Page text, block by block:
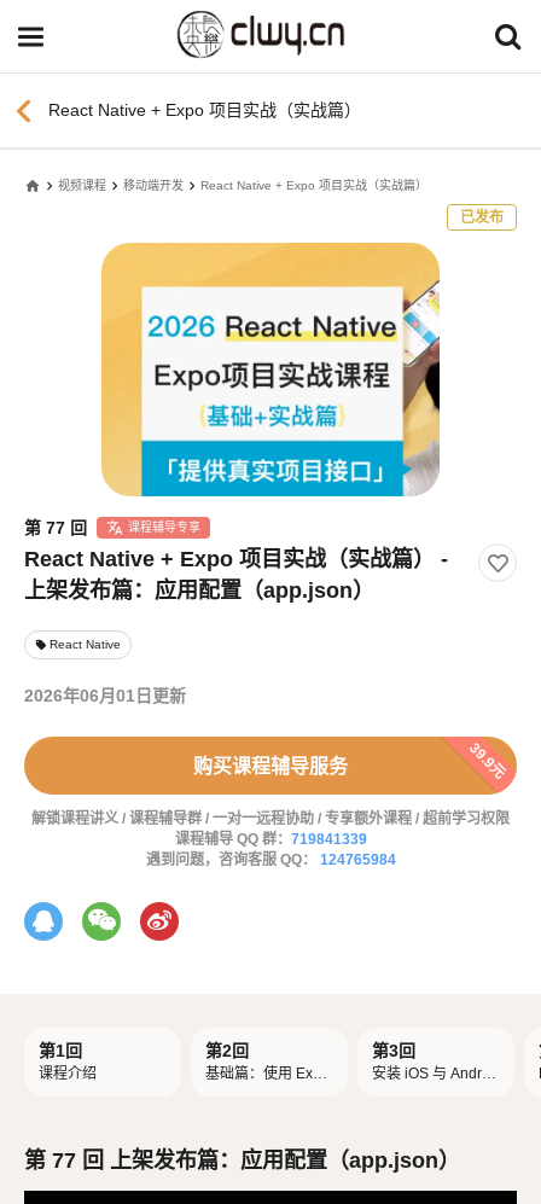
chevron_left React Native + Expo 项目实战（实战篇）
home 视频课程 移动端开发 React Native + Expo 项目实战（实战篇）
已发布
第 77 回 课程辅导专享
React Native + Expo 项目实战（实战篇） -
上架发布篇：应用配置（app.json）
local_offer React Native
2026年06月01日更新
购买课程辅导服务 39.9元
解锁课程讲义 / 课程辅导群 / 一对一远程协助 / 专享额外课程 / 超前学习权限
课程辅导 QQ 群： 719841339
遇到问题，咨询客服 QQ： 124765984
第1回
课程介绍
第2回
基础篇：使用 Expo
第3回
安装 iOS 与 Androi
第 77 回 上架发布篇：应用配置（app.json）